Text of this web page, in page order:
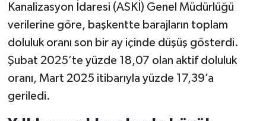
Kanalizasyon İdaresi (ASKİ) Genel Müdürlüğü
verilerine göre, başkentte barajların toplam
doluluk oranı son bir ay içinde düşüş gösterdi.
Şubat 2025’te yüzde 18,07 olan aktif doluluk
oranı, Mart 2025 itibarıyla yüzde 17,39’a
geriledi.